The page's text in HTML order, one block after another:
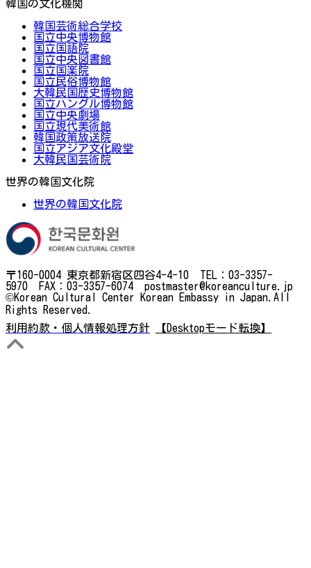
韓国の文化機関
韓国芸術総合学校
国立中央博物館
国立国語院
国立中央図書館
国立国楽院
国立民俗博物館
大韓民国歴史博物館
国立ハングル博物館
国立中央劇場
国立現代美術館
韓国政策放送院
国立アジア文化殿堂
大韓民国芸術院
世界の韓国文化院
世界の韓国文化院
〒160-0004 東京都新宿区四谷4-4-10 TEL：03-3357-
5970 FAX：03-3357-6074 postmaster@koreanculture.jp
©Korean Cultural Center Korean Embassy in Japan.All
Rights Reserved.
利用約款・個人情報処理方針
【Desktopモード転換】